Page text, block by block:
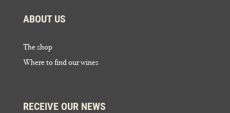
ABOUT US
The shop
Where to find our wines
RECEIVE OUR NEWS